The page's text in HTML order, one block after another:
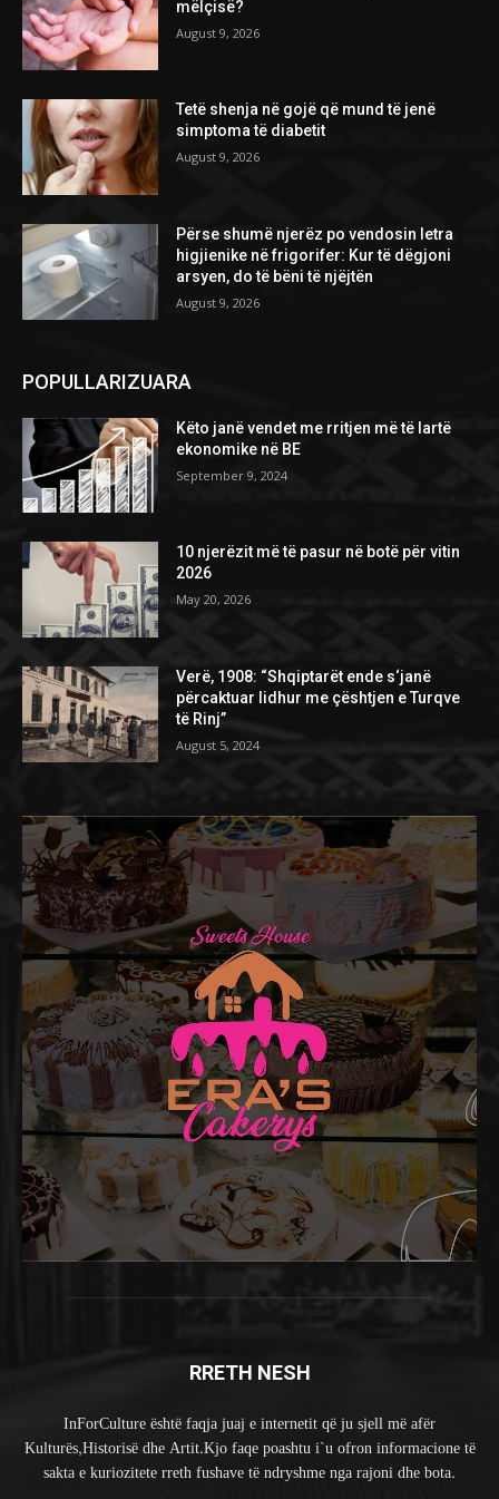
mëlçisë?
August 9, 2026
Tetë shenja në gojë që mund të jenë
simptoma të diabetit
August 9, 2026
Përse shumë njerëz po vendosin letra
higjienike në frigorifer: Kur të dëgjoni
arsyen, do të bëni të njëjtën
August 9, 2026
POPULLARIZUARA
Këto janë vendet me rritjen më të lartë
ekonomike në BE
September 9, 2024
10 njerëzit më të pasur në botë për vitin
2026
May 20, 2026
Verë, 1908: “Shqiptarët ende s‘janë
përcaktuar lidhur me çështjen e Turqve
të Rinj”
August 5, 2024
RRETH NESH
InForCulture është faqja juaj e internetit që ju sjell më afër
Kulturës,Historisë dhe Artit.Kjo faqe poashtu i`u ofron informacione të
sakta e kuriozitete rreth fushave të ndryshme nga rajoni dhe bota.